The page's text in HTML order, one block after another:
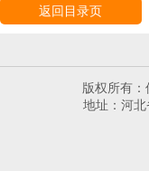
返回目录页
版权所有
地址：河